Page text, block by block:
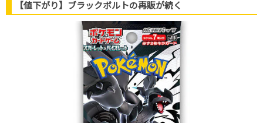
【値下がり】ブラックボルトの再販が続く